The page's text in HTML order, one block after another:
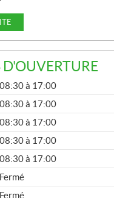
D'OUVERTURE
08:30 à 17:00
08:30 à 17:00
08:30 à 17:00
08:30 à 17:00
08:30 à 17:00
Fermé
Fermé